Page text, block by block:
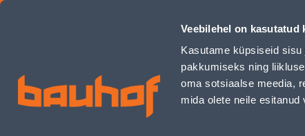
Veebilehel on kasutatud
Kasutame küpsiseid
pakkumiseks ning
oma sotsiaalse meedia,
mida olete neile
VANNI- JA DUŠISEGISTI FERRO COMBO BCM33A
Äriklienditeenindus